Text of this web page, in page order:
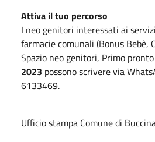
Attiva il tuo percorso
I neo genitori interessati ai
farmacie comunali (Bonus Bebè,
Spazio neo genitori, Primo
2023 possono scrivere via
6133469.
Ufficio stampa Comune di